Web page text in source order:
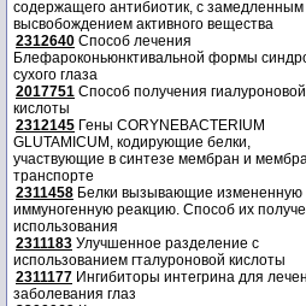
содержащего антибиотик, с замедленным
высвобождением активного вещества
2312640 Способ лечения
Блефароконьюнктивальной формы
сухого глаза
2017751 Способ получения гиалуроновой
кислоты
2312145 Гены CORYNEBACTERIUM
GLUTAMICUM, кодирующие белки,
участвующие в синтезе мембран и
транспорте
2311458 Белки вызывающие измененную
иммуногенную реакцию. Способ их
использования
2311183 Улучшенное разделение с
использованием гталуроновой кислоты
2311177 Ингибиторы интегрина для
заболевания глаз